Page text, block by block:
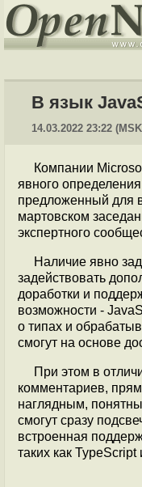
В язык
14.03.2022 23:22
Компании
явного
предложенный для
мартовском
экспертного
Наличие явно
задействовать
доработки и
возможности -
о типах и
смогут на основе
При этом в
комментариев,
наглядным,
смогут сразу
встроенная
таких как TypeScript